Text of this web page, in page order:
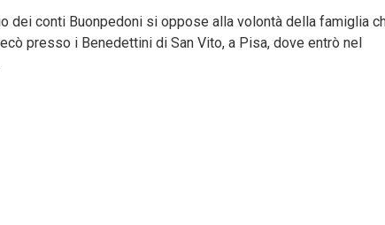
dei conti Buonpedoni si oppose alla volontà della famiglia
presso i Benedettini di San Vito, a Pisa, dove entrò nel